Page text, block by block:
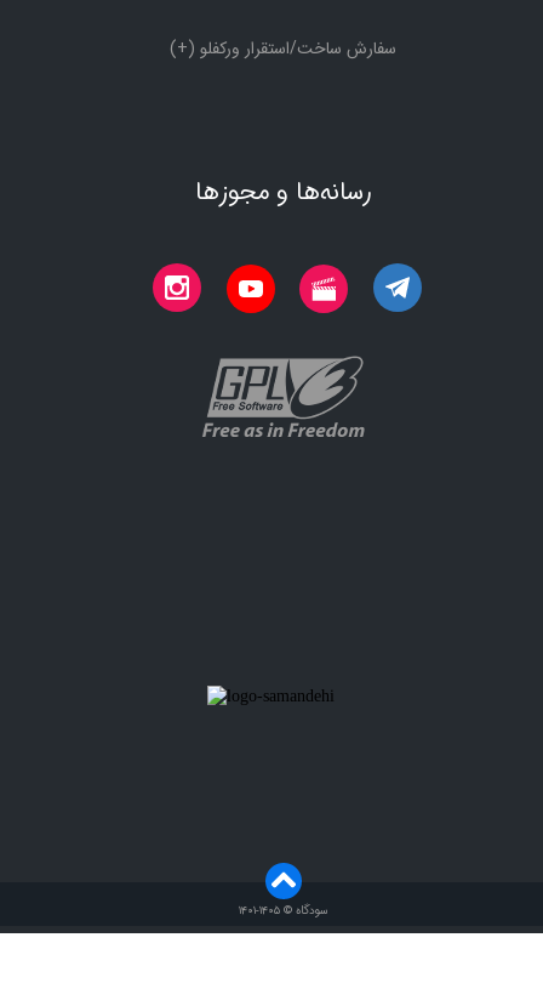
سودگاه © ۱۴۰۵-۱۴۰۱
سفارش ساخت/استقرار ورکفلو (+)
رسانه‌ها و مجوزها